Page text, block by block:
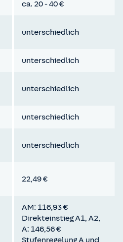
ins Ausland sind
möglich.
ca. 20 - 40 €
unterschiedlich
unterschiedlich
unterschiedlich
unterschiedlich
unterschiedlich
22,49 €
AM: 116,93 €
Direkteinstieg A1, A2,
A: 146,56 €